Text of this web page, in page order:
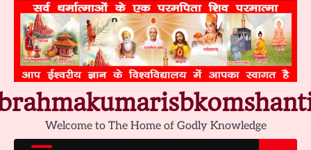
content
Welcome to The Home of Godly Knowledge